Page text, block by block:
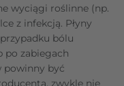
wyciągi roślinne (np.
z infekcją. Płyny
bólu
po zabiegach
powinny być
zwykle nie